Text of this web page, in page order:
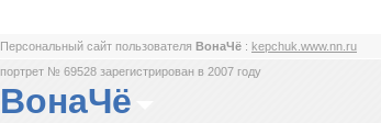
Персональный сайт пользователя ВонаЧё : kepchuk.www.nn.ru
портрет № 69528 зарегистрирован в 2007 году
ВонаЧё